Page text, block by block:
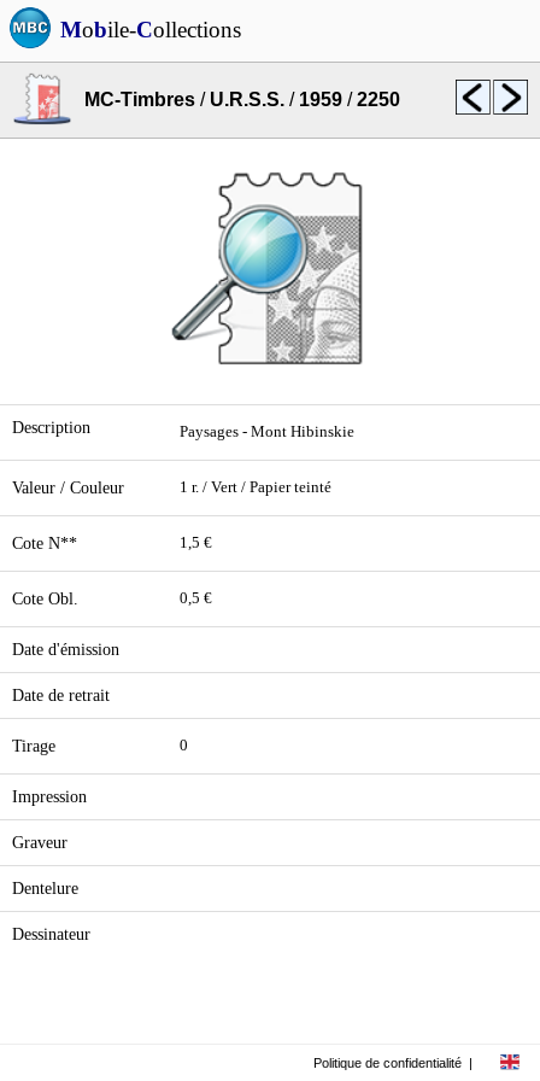
Mobile-Collections
MC-Timbres / U.R.S.S. / 1959 /2250
Description Paysages - Mont Hibinskie
Valeur / Couleur 1 r. / Vert / Papier teinté
Cote N** 1,5 €
Cote Obl. 0,5 €
Date d'émission
Date de retrait
Tirage 0
Impression
Graveur
Dentelure
Dessinateur
Politique de confidentialité |